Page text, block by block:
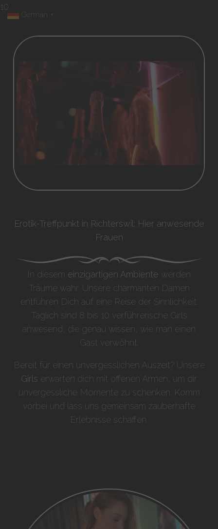
10
Erotik-Treffpunkt in Richterswil: Hier anwesende
Frauen
In diesem einzigartigen Ambiente werden
Träume wahr. Unsere charmanten Damen
entführen Dich auf eine Reise der Sinnlichkeit.
Täglich sind 8 bis 10 verführerische Girls
anwesend, die genau wissen, wie man einen
Gast verwöhnt.
Bereit für einen unvergesslichen Auszeit? Unsere
Girls erwarten dich mit offenen Armen, um dir
unvergessliche Momente zu schenken. Komm
vorbei und lass uns gemeinsam zauberhafte
Erlebnisse schaffen.
German